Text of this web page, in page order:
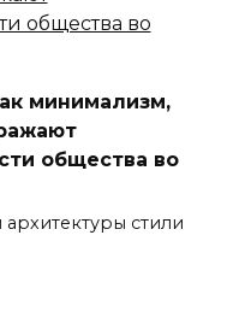
минимализм,
общества во
стили